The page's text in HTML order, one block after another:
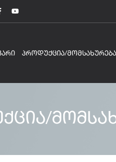
ᲞᲠᲝᲓᲣᲥᲪᲘᲐ/ᲛᲝᲛᲡᲐᲮᲣᲠᲔᲑᲐ